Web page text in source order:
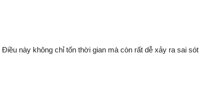
này không chỉ tốn thời gian mà còn rất dễ xảy ra sai